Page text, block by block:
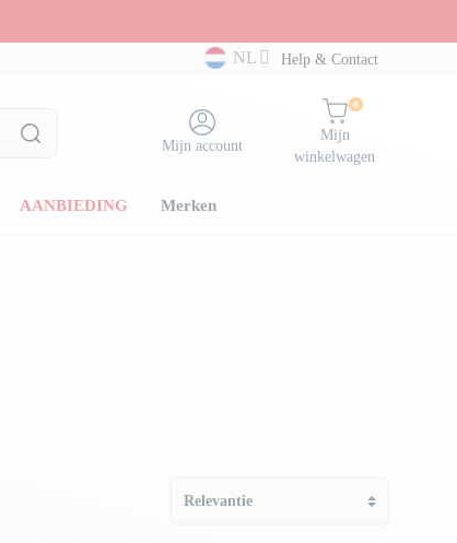
NL
Help & Contact
Mijn account
0
Mijn
winkelwagen
AANBIEDING Merken